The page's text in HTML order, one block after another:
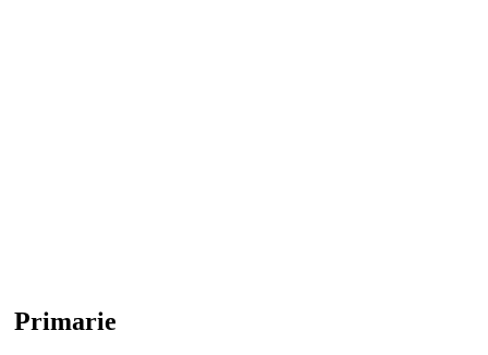
Primarie